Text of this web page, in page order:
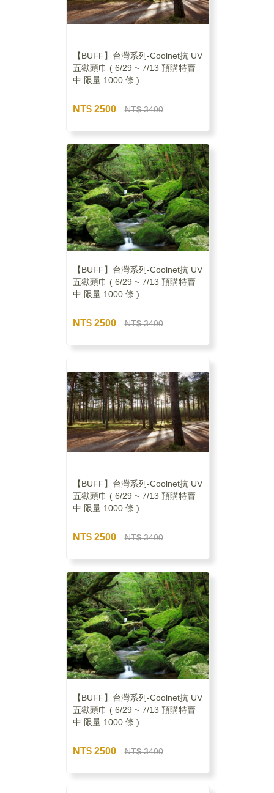
【BUFF】台灣系列-Coolnet抗 UV
五獄頭巾 ( 6/29 ~ 7/13 預購特賣
中 限量 1000 條 )
NT$ 2500 NT$ 3400
【BUFF】台灣系列-Coolnet抗 UV
五獄頭巾 ( 6/29 ~ 7/13 預購特賣
中 限量 1000 條 )
NT$ 2500 NT$ 3400
【BUFF】台灣系列-Coolnet抗 UV
五獄頭巾 ( 6/29 ~ 7/13 預購特賣
中 限量 1000 條 )
NT$ 2500 NT$ 3400
【BUFF】台灣系列-Coolnet抗 UV
五獄頭巾 ( 6/29 ~ 7/13 預購特賣
中 限量 1000 條 )
NT$ 2500 NT$ 3400